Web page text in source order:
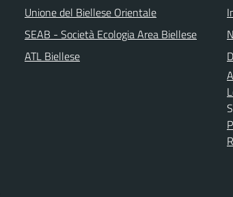
Unione del Biellese Orientale
SEAB - Società Ecologia Area Biellese
ATL Biellese